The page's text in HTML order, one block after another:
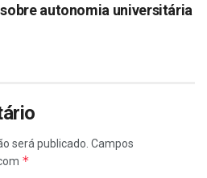
autonomia universitária
será publicado. Campos
*